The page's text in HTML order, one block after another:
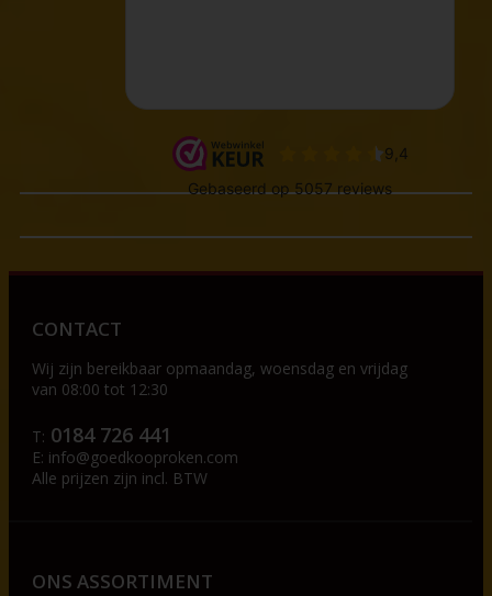
CONTACT
Wij zijn bereikbaar opmaandag, woensdag en vrijdag
van 08:00 tot 12:30
T: 0184 726 441
E: info@goedkooproken.com
Alle prijzen zijn incl. BTW
ONS ASSORTIMENT